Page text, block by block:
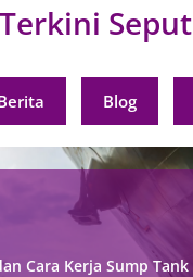
Blog
Cara Kerja Sump Tank